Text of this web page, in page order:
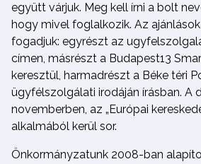
együtt várjuk. Meg kell írni a bolt
hogy mivel foglalkozik. Az
fogadjuk: egyrészt az
címen, másrészt a Budapest13
keresztül, harmadrészt a Béke téri
ügyfélszolgálati irodáján írásban. A
novemberben, az „Európai
alkalmából kerül sor.
Önkormányzatunk 2008-ban